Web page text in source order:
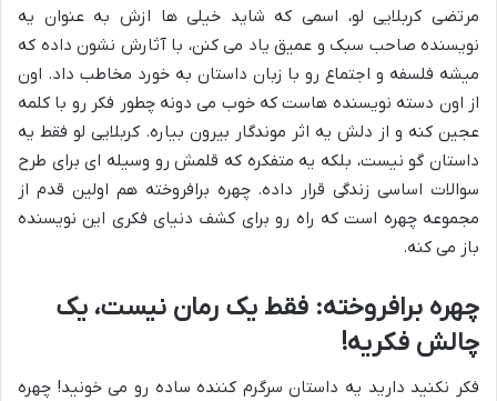
مرتضی کربلایی لو، اسمی که شاید خیلی ها ازش به عنوان یه
نویسنده صاحب سبک و عمیق یاد می کنن، با آثارش نشون داده که
میشه فلسفه و اجتماع رو با زبان داستان به خورد مخاطب داد. اون
از اون دسته نویسنده هاست که خوب می دونه چطور فکر رو با کلمه
عجین کنه و از دلش یه اثر موندگار بیرون بیاره. کربلایی لو فقط یه
داستان گو نیست، بلکه یه متفکره که قلمش رو وسیله ای برای طرح
سوالات اساسی زندگی قرار داده. چهره برافروخته هم اولین قدم از
مجموعه چهره است که راه رو برای کشف دنیای فکری این نویسنده
باز می کنه.
چهره برافروخته: فقط یک رمان نیست، یک
چالش فکریه!
فکر نکنید دارید یه داستان سرگرم کننده ساده رو می خونید! چهره